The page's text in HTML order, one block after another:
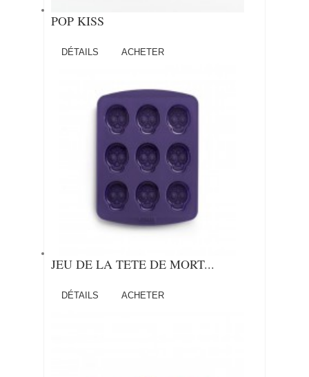
POP KISS
DÉTAILS ACHETER
JEU DE LA TETE DE MORT...
DÉTAILS ACHETER